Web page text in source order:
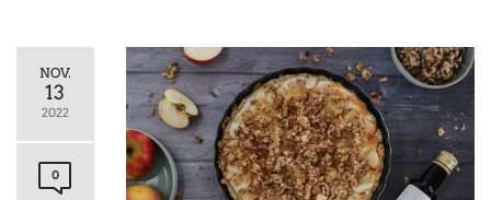
NOV.
13
2022
0